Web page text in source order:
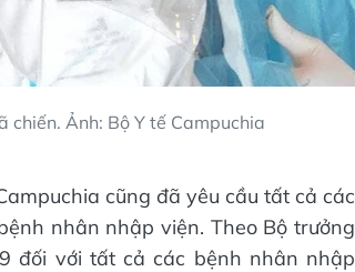
Ảnh: Bộ Y tế Campuchia
cũng đã yêu cầu tất cả các
nhân nhập viện. Theo Bộ trưởng
đối với tất cả các bệnh nhân nhập